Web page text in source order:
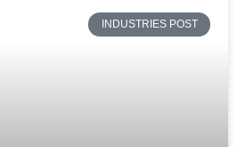
INDUSTRIES POST